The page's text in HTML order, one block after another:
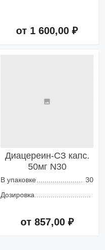
от 1 600,00 ₽
Диацереин-СЗ капс.
50мг N30
В упаковке
30
Дозировка
от 857,00 ₽